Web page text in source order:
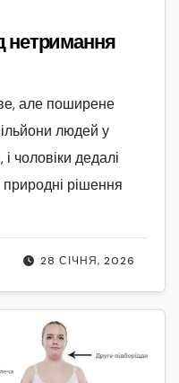
нетримання
28 СІЧНЯ, 2026
але поширене
людей у
і чоловіки дедалі
рішення